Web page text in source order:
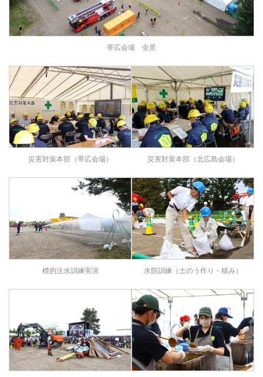
帯広会場 全景
災害対策本部（帯広会場） 災害対策本部（北広島会場）
標的注水訓練実演 水防訓練（土のう作り・積み）